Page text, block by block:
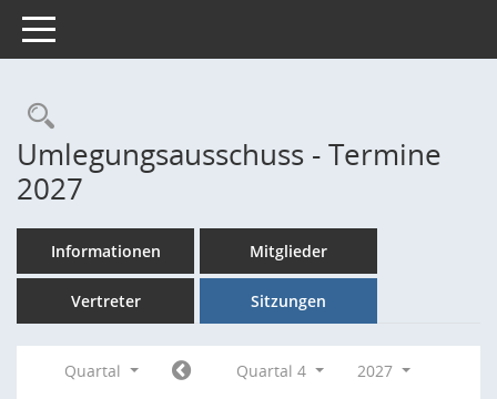
Toggle navigation
Rechercheauswahl
Umlegungsausschuss - Termine
2027
Informationen Mitglieder
Vertreter Sitzungen
Quartal Quartal 4
2027